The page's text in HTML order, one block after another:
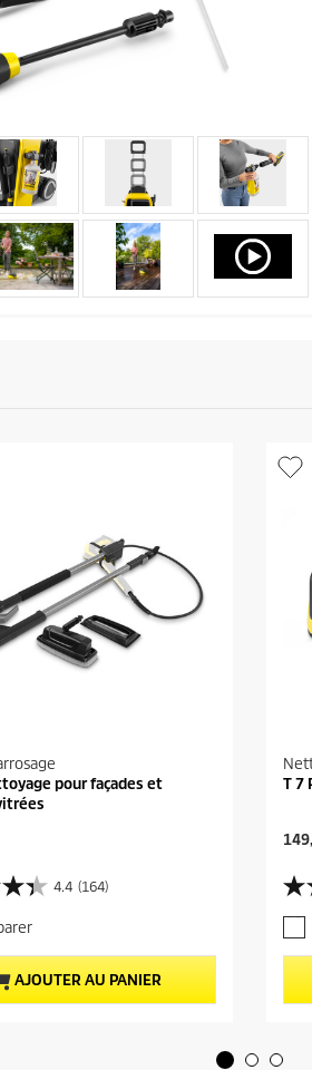
pour façades et
4.4 (164)
AJOUTER AU PANIER
T 7
P
i
x
a
c
t
u
e
u
4
.
6
s
u
r